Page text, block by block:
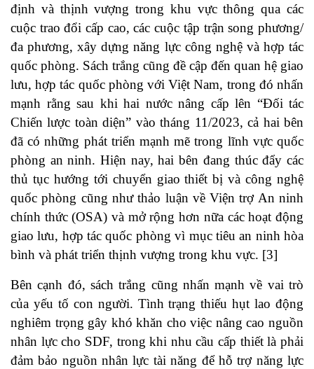
định và thịnh vượng trong khu vực thông qua các
cuộc trao đổi cấp cao, các cuộc tập trận song phương/
đa phương, xây dựng năng lực công nghệ và hợp tác
quốc phòng. Sách trắng cũng đề cập đến quan hệ giao
lưu, hợp tác quốc phòng với Việt Nam, trong đó nhấn
mạnh rằng sau khi hai nước nâng cấp lên “Đối tác
Chiến lược toàn diện” vào tháng 11/2023, cả hai bên
đã có những phát triển mạnh mẽ trong lĩnh vực quốc
phòng an ninh. Hiện nay, hai bên đang thúc đẩy các
thủ tục hướng tới chuyển giao thiết bị và công nghệ
quốc phòng cũng như thảo luận về Viện trợ An ninh
chính thức (OSA) và mở rộng hơn nữa các hoạt động
giao lưu, hợp tác quốc phòng vì mục tiêu an ninh hòa
bình và phát triển thịnh vượng trong khu vực. [3]
Bên cạnh đó, sách trắng cũng nhấn mạnh về vai trò
của yếu tố con người. Tình trạng thiếu hụt lao động
nghiêm trọng gây khó khăn cho việc nâng cao nguồn
nhân lực cho SDF, trong khi nhu cầu cấp thiết là phải
đảm bảo nguồn nhân lực tài năng để hỗ trợ năng lực